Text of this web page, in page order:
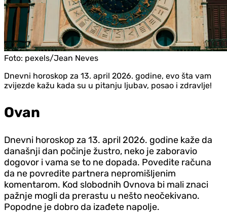
Foto: pexels/Jean Neves
Dnevni horoskop za 13. april 2026. godine, evo šta vam
zvijezde kažu kada su u pitanju ljubav, posao i zdravlje!
Ovan
Dnevni horoskop za 13. april 2026. godine kaže da
današnji dan počinje žustro, neko je zaboravio
dogovor i vama se to ne dopada. Povedite računa
da ne povredite partnera nepromišljenim
komentarom. Kod slobodnih Ovnova bi mali znaci
pažnje mogli da prerastu u nešto neočekivano.
Popodne je dobro da izađete napolje.